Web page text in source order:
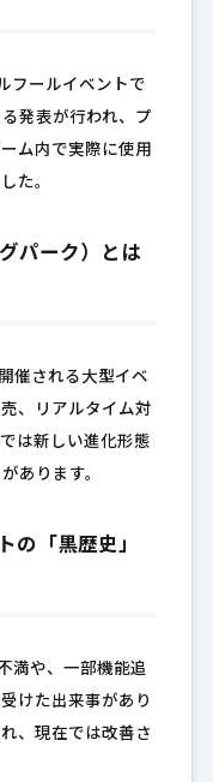
フールイベントで
発表が行われ、プ
ム内で実際に使用
た。
パーク）とは
催される大型イベ
、リアルタイム対
は新しい進化形態
あります。
の「黒歴史」
満や、一部機能追
けた出来事があり
、現在では改善さ